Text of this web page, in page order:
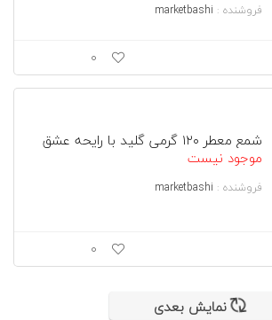
فروشنده : marketbashi
0
شمع معطر ۱۲۰ گرمی گلید با رایحه عشق
موجود نیست
فروشنده : marketbashi
0
نمایش بعدی